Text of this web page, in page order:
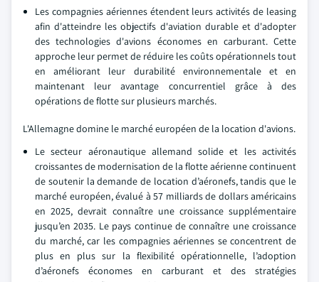
Les compagnies aériennes étendent leurs activités de leasing
afin d'atteindre les objectifs d'aviation durable et d'adopter
des technologies d'avions économes en carburant. Cette
approche leur permet de réduire les coûts opérationnels tout
en améliorant leur durabilité environnementale et en
maintenant leur avantage concurrentiel grâce à des
opérations de flotte sur plusieurs marchés.
L'Allemagne domine le marché européen de la location d'avions.
Le secteur aéronautique allemand solide et les activités
croissantes de modernisation de la flotte aérienne continuent
de soutenir la demande de location d’aéronefs, tandis que le
marché européen, évalué à 57 milliards de dollars américains
en 2025, devrait connaître une croissance supplémentaire
jusqu’en 2035. Le pays continue de connaître une croissance
du marché, car les compagnies aériennes se concentrent de
plus en plus sur la flexibilité opérationnelle, l’adoption
d’aéronefs économes en carburant et des stratégies